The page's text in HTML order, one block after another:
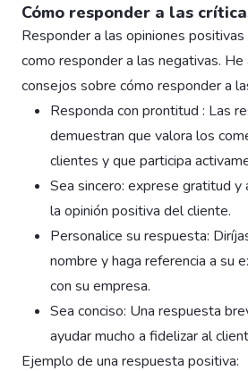
Cómo responder a las
Responder a las opiniones
como responder a las negativas. He
consejos sobre cómo responder a
Responda con prontitud : Las
demuestran que valora los
clientes y que participa
Sea sincero: exprese gratitud y
la opinión positiva del cliente.
Personalice su respuesta:
nombre y haga referencia a su
con su empresa.
Sea conciso: Una respuesta
ayudar mucho a fidelizar al
Ejemplo de una respuesta positiva: